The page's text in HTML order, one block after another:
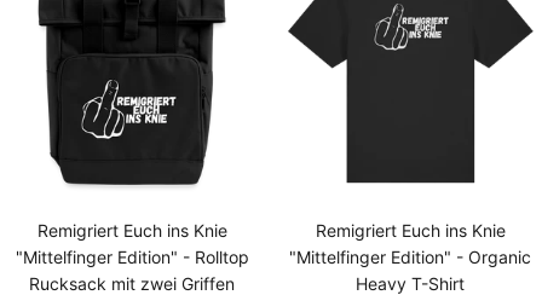
Remigriert Euch ins Knie
"Mittelfinger Edition" - Rolltop
Rucksack mit zwei Griffen
Remigriert Euch ins Knie
"Mittelfinger Edition" - Organic
Heavy T-Shirt